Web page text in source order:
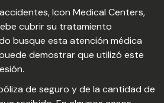
Icon Medical Centers,
cubrir su tratamiento
busque esta atención médica
demostrar que utilizó este
de seguro y de la cantidad de